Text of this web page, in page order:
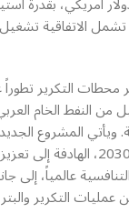
محطات التكرير
465,000 برميل من النفط
ويأتي المشروع
المملكة العربية السعودية
عالمياً، إلى
عمليات التكرير